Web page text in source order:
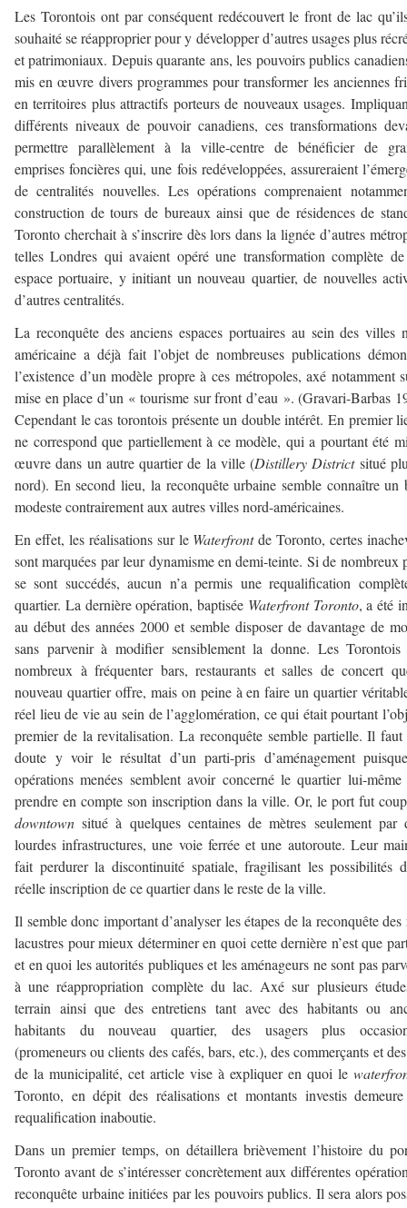
Les Torontois ont par conséquent redécouvert le front de lac
souhaité se réapproprier pour y développer d’autres usages plus
et patrimoniaux. Depuis quarante ans, les pouvoirs publics
mis en œuvre divers programmes pour transformer les anciennes
en territoires plus attractifs porteurs de nouveaux usages.
différents niveaux de pouvoir canadiens, ces transformations
permettre parallèlement à la ville-centre de bénéficier de
emprises foncières qui, une fois redéveloppées, assureraient
de centralités nouvelles. Les opérations comprenaient
construction de tours de bureaux ainsi que de résidences de
Toronto cherchait à s’inscrire dès lors dans la lignée d’autres
telles Londres qui avaient opéré une transformation complète
espace portuaire, y initiant un nouveau quartier, de nouvelles
d’autres centralités.
La reconquête des anciens espaces portuaires au sein des villes
américaine a déjà fait l’objet de nombreuses publications
l’existence d’un modèle propre à ces métropoles, axé notamment
mise en place d’un « tourisme sur front d’eau ». (Gravari-Barbas
Cependant le cas torontois présente un double intérêt. En premier
ne correspond que partiellement à ce modèle, qui a pourtant été
œuvre dans un autre quartier de la ville (Distillery Districtsitué
nord). En second lieu, la reconquête urbaine semble connaître un
modeste contrairement aux autres villes nord-américaines.
En effet, les réalisations sur le Waterfrontde Toronto, certes
sont marquées par leur dynamisme en demi-teinte. Si de nombreux
se sont succédés, aucun n’a permis une requalification
quartier. La dernière opération, baptisée Waterfront Toronto, a été
au début des années 2000 et semble disposer de davantage de
sans parvenir à modifier sensiblement la donne. Les Torontois
nombreux à fréquenter bars, restaurants et salles de concert
nouveau quartier offre, mais on peine à en faire un quartier
réel lieu de vie au sein de l’agglomération, ce qui était pourtant
premier de la revitalisation. La reconquête semble partielle. Il faut
doute y voir le résultat d’un parti-pris d’aménagement
opérations menées semblent avoir concerné le quartier lui-même
prendre en compte son inscription dans la ville. Or, le port fut
downtown situé à quelques centaines de mètres seulement par
lourdes infrastructures, une voie ferrée et une autoroute. Leur
fait perdurer la discontinuité spatiale, fragilisant les possibilités
réelle inscription de ce quartier dans le reste de la ville.
Il semble donc important d’analyser les étapes de la reconquête des
lacustres pour mieux déterminer en quoi cette dernière n’est que
et en quoi les autorités publiques et les aménageurs ne sont pas
à une réappropriation complète du lac. Axé sur plusieurs
terrain ainsi que des entretiens tant avec des habitants ou
habitants du nouveau quartier, des usagers plus
(promeneurs ou clients des cafés, bars, etc.), des commerçants et
de la municipalité, cet article vise à expliquer en quoi le
Toronto, en dépit des réalisations et montants investis
requalification inaboutie.
Dans un premier temps, on détaillera brièvement l’histoire du
Toronto avant de s’intéresser concrètement aux différentes
reconquête urbaine initiées par les pouvoirs publics. Il sera alors